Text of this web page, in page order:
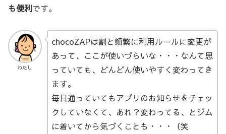
も便利です。
わたし
chocoZAPは割と頻繁に利用ルールに変更が
あって、ここが使いづらいな・・・なんて思
っていても、どんどん使いやすく変わってき
ます。
毎日通っていてもアプリのお知らせをチェッ
クしていなくて、あれ？変わってる、とジム
に着いてから気づくことも・・・（笑